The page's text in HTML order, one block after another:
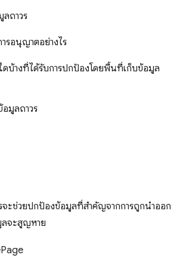
ถาวร
รอนุญาตอย่างไร
บ้างที่ได้รับการปกป้องโดยพื้นที่เก็บข้อมูล
มูลถาวร
ะช่วยปกป้องข้อมูลที่สําคัญจากการถูกนำออก
จะสูญหาย